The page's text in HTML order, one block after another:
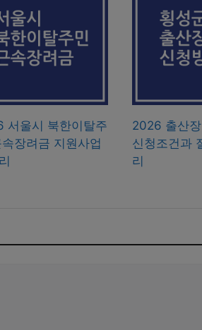
서울시 북한이탈주
속장려금 지원사업
2026 출산
신청조건과
리